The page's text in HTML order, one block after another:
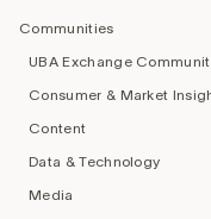
Communities
UBA Exchange
Consumer & Market
Content
Data & Technology
Media